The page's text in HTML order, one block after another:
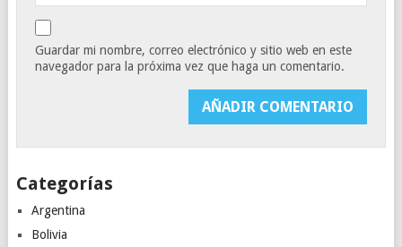
Guardar mi nombre, correo electrónico y sitio web en este
navegador para la próxima vez que haga un comentario.
Categorías
Argentina
Bolivia